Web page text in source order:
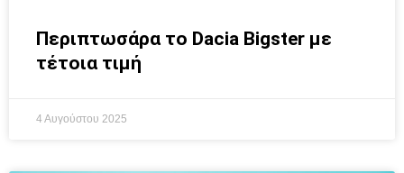
Περιπτωσάρα το Dacia Bigster με
τέτοια τιμή
4 Αυγούστου 2025